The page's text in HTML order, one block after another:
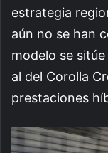
estrategia
aún no se han
modelo se
al del Corolla
prestaciones